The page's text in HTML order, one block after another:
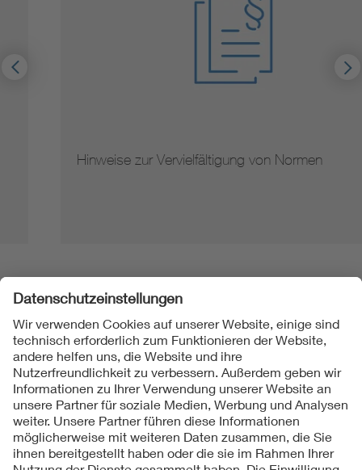
Hinweise zur Vervielfältigung von Normen
Folgen Sie uns